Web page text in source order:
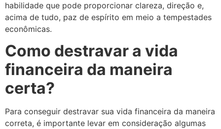
habilidade que pode proporcionar clareza, direção e,
acima de tudo, paz de espírito em meio a tempestades
econômicas.
Como destravar a vida
financeira da maneira
certa?
Para conseguir destravar sua vida financeira da maneira
correta, é importante levar em consideração algumas